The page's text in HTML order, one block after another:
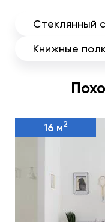
Стеклянный
Книжные
16 м2